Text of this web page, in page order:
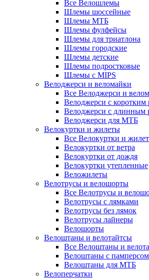
Все Велошлемы
Шлемы шоссейные
Шлемы МТБ
Шлемы фулфейсы
Шлемы для триатлона
Шлемы городские
Шлемы детские
Шлемы подростковые
Шлемы с MIPS
Велоджерси и веломайки
Все Велоджерси и
Велоджерси с коротким
Велоджерси с длинным
Велоджерси для МТБ
Велокуртки и жилеты
Все Велокуртки и
Велокуртки от ветра
Велокуртки от дождя
Велокуртки утепленные
Веложилеты
Велотрусы и велошорты
Все Велотрусы и
Велотрусы с лямками
Велотрусы без лямок
Велотрусы лайнеры
Велошорты
Велоштаны и велотайтсы
Все Велоштаны и
Велоштаны с памперсом
Велоштаны для МТБ
Велоперчатки